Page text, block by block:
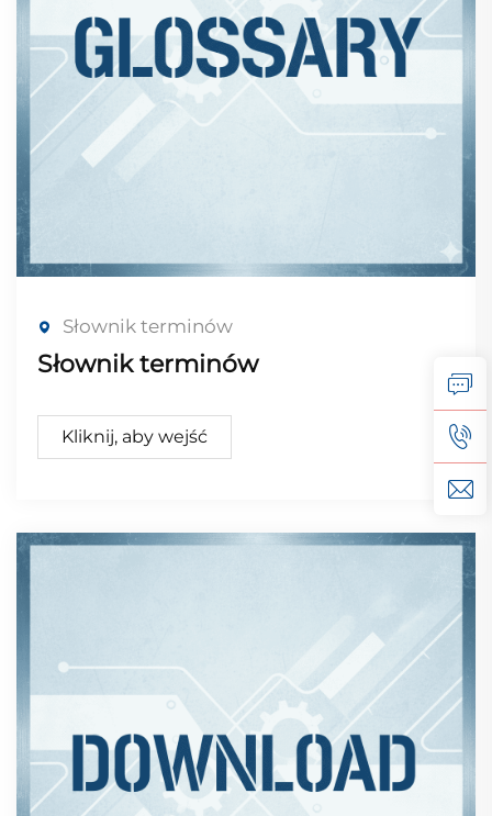
Słownik terminów
Słownik terminów
Kliknij, aby wejść